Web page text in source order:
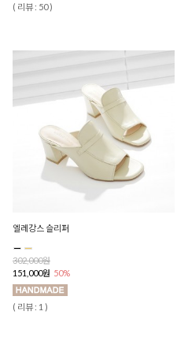
( 리뷰 : 50 )
엘레강스 슬리퍼
302,000원
151,000원 50%
( 리뷰 : 1 )